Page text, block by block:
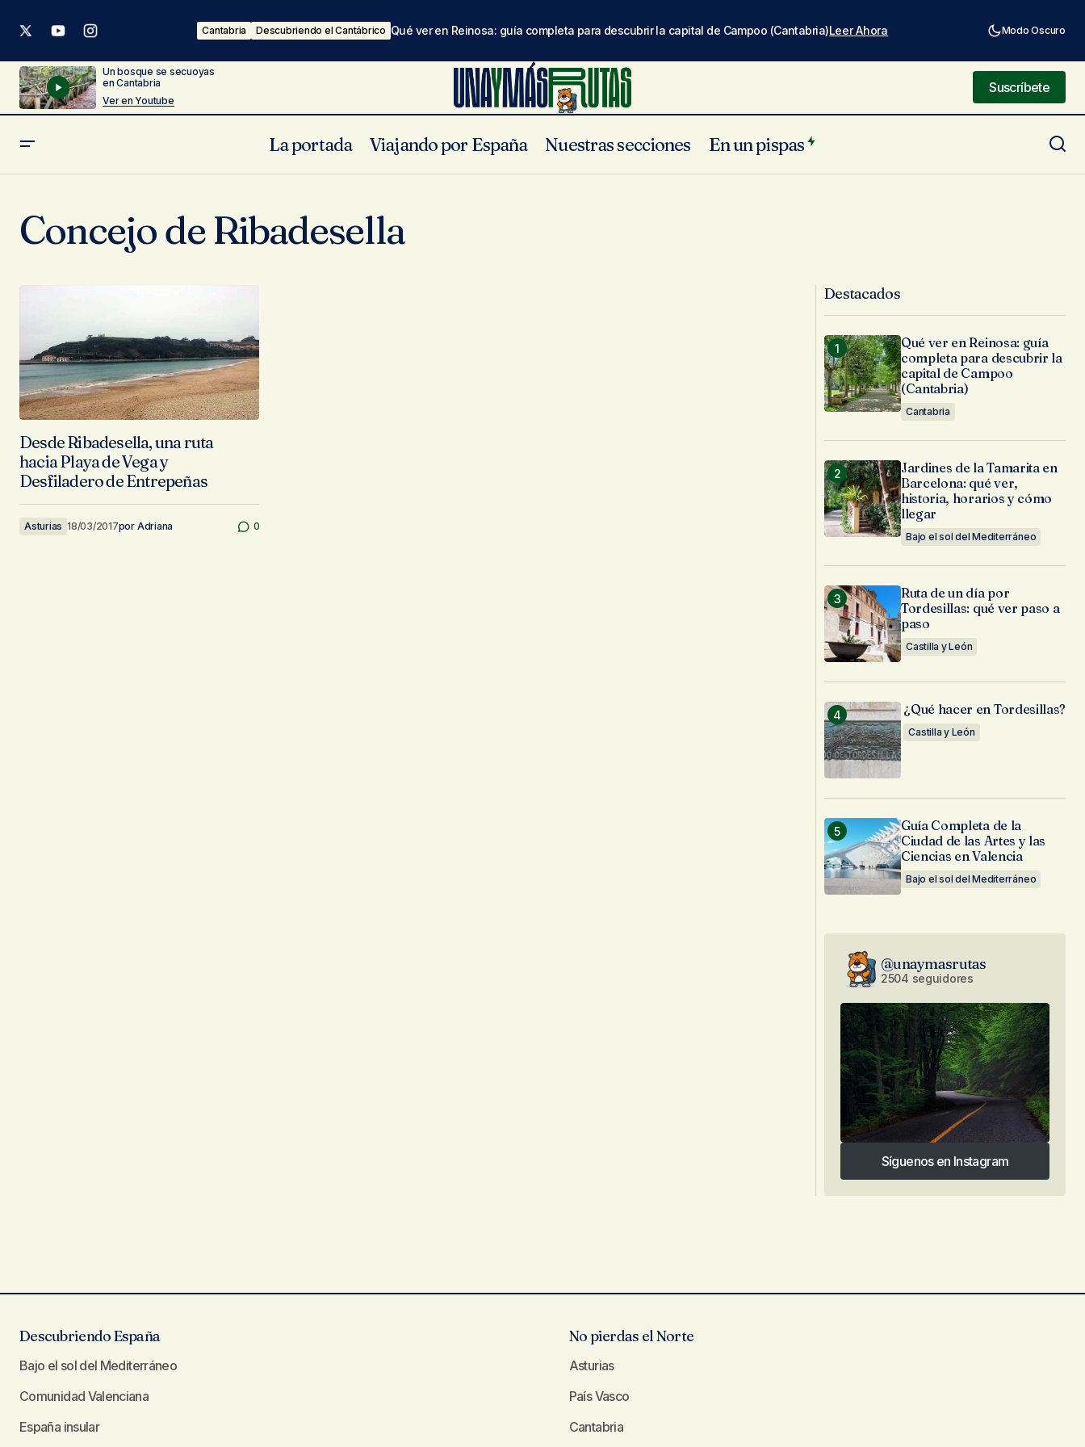
Cantabria Descubriendo el Cantábrico Qué ver en Reinosa: guía completa para descubrir la capital de Campoo (Cantabria)Leer Ahora Modo Oscuro
Un bosque se secuoyas
en Cantabria
Ver en Youtube
Suscríbete
Suscríbete
La portada Viajando por España Nuestras secciones En un pispas
Concejo de Ribadesella
Desde Ribadesella, una ruta
hacia Playa de Vega y
Desfiladero de Entrepeñas
Asturias 18/03/2017por Adriana 0
Destacados
Qué ver en Reinosa: guía
completa para descubrir la
capital de Campoo
(Cantabria)
Cantabria
Jardines de la Tamarita en
Barcelona: qué ver,
historia, horarios y cómo
llegar
Bajo el sol del Mediterráneo
Ruta de un día por
Tordesillas: qué ver paso a
paso
Castilla y León
¿Qué hacer en Tordesillas?
Castilla y León
Guía Completa de la
Ciudad de las Artes y las
Ciencias en Valencia
Bajo el sol del Mediterráneo
@unaymasrutas
2504 seguidores
Síguenos en Instagram
Síguenos en Instagram
Descubriendo España
Bajo el sol del Mediterráneo
Comunidad Valenciana
España insular
No pierdas el Norte
Asturias
País Vasco
Cantabria